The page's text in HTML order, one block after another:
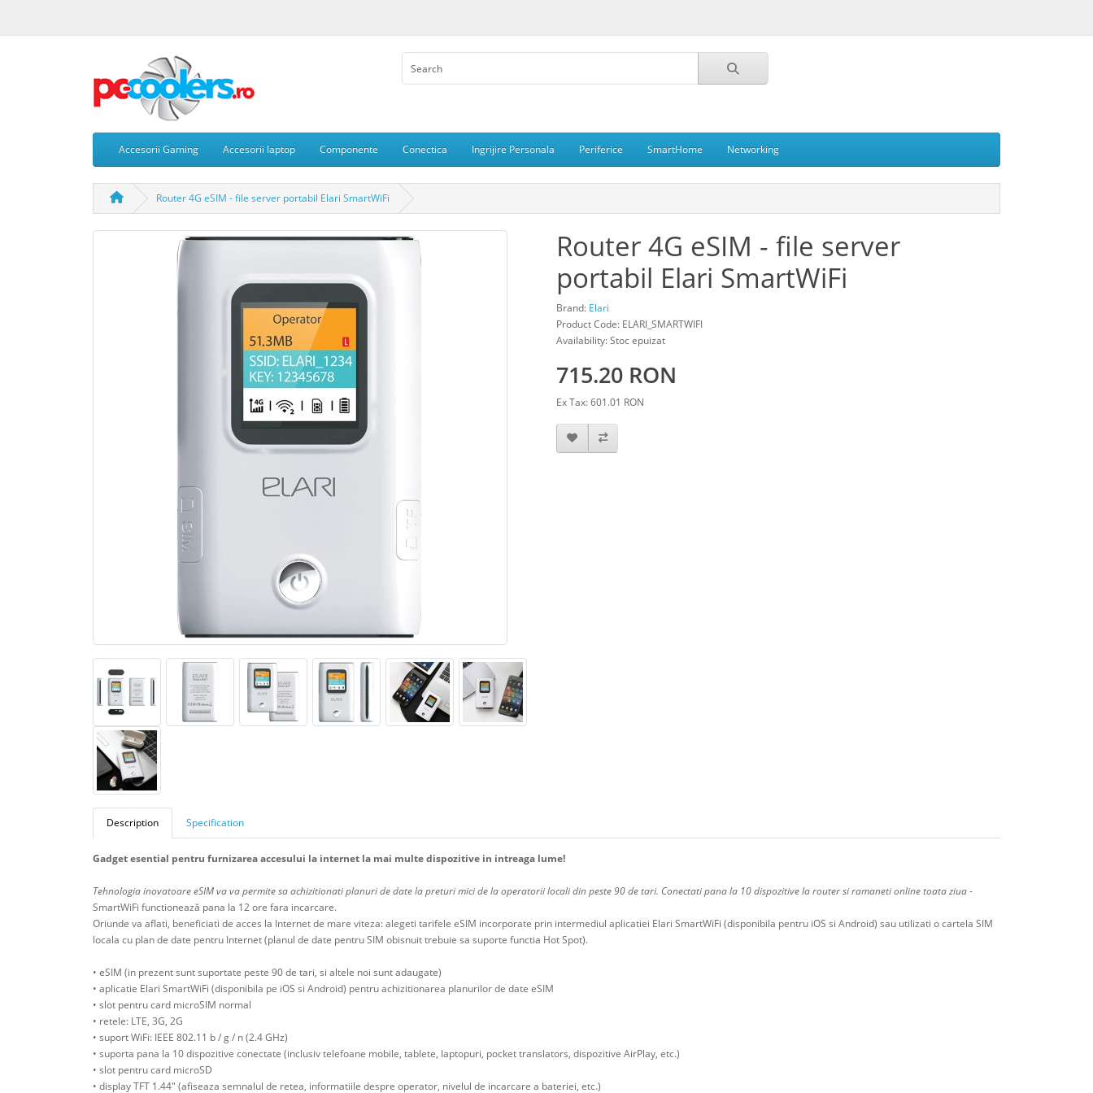
Accesorii Gaming Accesorii laptop Componente Conectica Ingrijire Personala Periferice SmartHome Networking
Router 4G eSIM - file server portabil Elari SmartWiFi
Router 4G eSIM - file server
portabil Elari SmartWiFi
Brand: Elari
Product Code: ELARI_SMARTWIFI
Availability: Stoc epuizat
715.20 RON
Ex Tax: 601.01 RON
Description Specification
Gadget esential pentru furnizarea accesului la internet la mai multe dispozitive in intreaga lume!
Tehnologia inovatoare eSIM va va permite sa achizitionati planuri de date la preturi mici de la operatorii locali din peste 90 de tari. Conectati pana la 10 dispozitive la router si ramaneti online toata ziua-
SmartWiFi functionează pana la 12 ore fara incarcare.
Oriunde va aflati, beneficiati de acces la Internet de mare viteza: alegeti tarifele eSIM incorporate prin intermediul aplicatiei Elari SmartWiFi (disponibila pentru iOS si Android) sau utilizati o cartela SIM
locala cu plan de date pentru Internet (planul de date pentru SIM obisnuit trebuie sa suporte functia Hot Spot).
• eSIM (in prezent sunt suportate peste 90 de tari, si altele noi sunt adaugate)
• aplicatie Elari SmartWiFi (disponibila pe iOS si Android) pentru achizitionarea planurilor de date eSIM
• slot pentru card microSIM normal
• retele: LTE, 3G, 2G
• suport WiFi: IEEE 802.11 b / g / n (2.4 GHz)
• suporta pana la 10 dispozitive conectate (inclusiv telefoane mobile, tablete, laptopuri, pocket translators, dispozitive AirPlay, etc.)
• slot pentru card microSD
• display TFT 1.44" (afiseaza semnalul de retea, informatiile despre operator, nivelul de incarcare a bateriei, etc.)